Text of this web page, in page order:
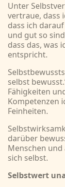
Unter
vertraue, dass
dass ich
und gut so
dass das, was
entspricht.
selbst
Fähigkeiten
Kompetenzen
Feinheiten.
darüber
Menschen
sich selbst.
Selbstwert